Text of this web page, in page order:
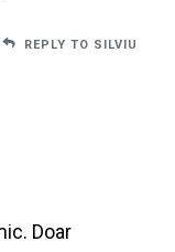
REPLY TO SILVIU
Doar